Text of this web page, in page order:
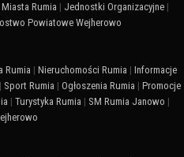
Rumia | Jednostki Organizacyjne |
Powiatowe Wejherowo
Rumia | Nieruchomości Rumia | Informacje
| Sport Rumia | Ogłoszenia Rumia | Promocje
| Turystyka Rumia | SM Rumia Janowo |